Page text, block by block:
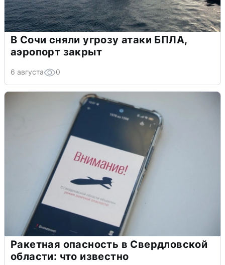
В Сочи сняли угрозу атаки БПЛА,
аэропорт закрыт
6 августа 0
Ракетная опасность в Свердловской
области: что известно